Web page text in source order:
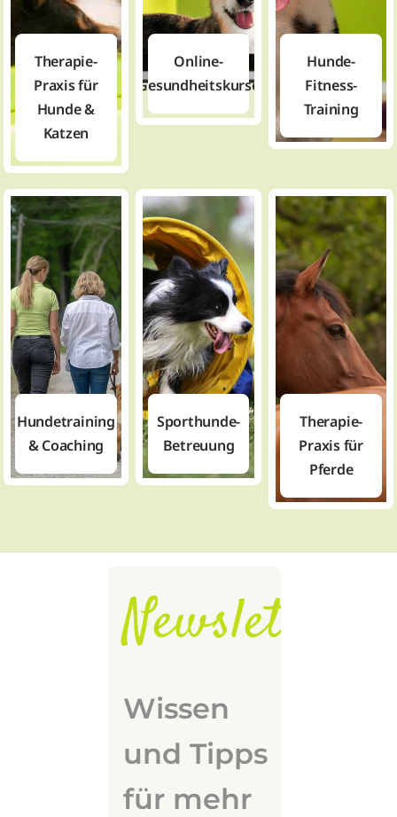
Therapie-
Praxis für
Hunde &
Katzen
Online-
Gesundheitskurse
Hunde-
Fitness-
Training
Hundetraining
& Coaching
Sporthunde-
Betreuung
Therapie-
Praxis für
Pferde
Newsletter
Wissen
und Tipps
für mehr